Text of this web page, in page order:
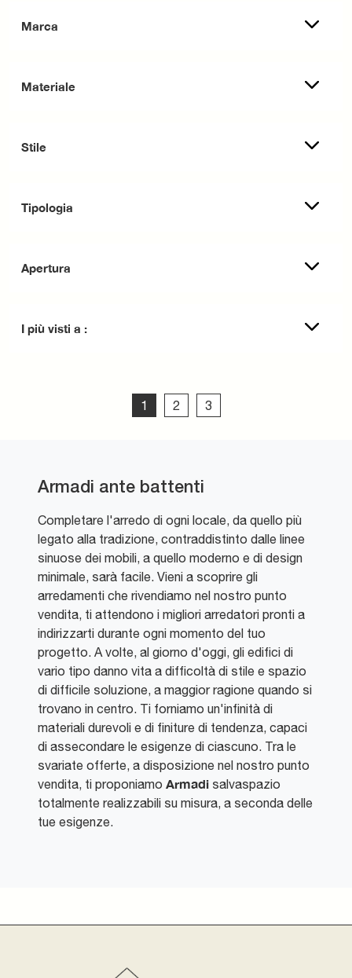
Marca
Materiale
Stile
Tipologia
Apertura
I più visti a :
1 2 3
Armadi ante battenti
Completare l'arredo di ogni locale, da quello più
legato alla tradizione, contraddistinto dalle linee
sinuose dei mobili, a quello moderno e di design
minimale, sarà facile. Vieni a scoprire gli
arredamenti che rivendiamo nel nostro punto
vendita, ti attendono i migliori arredatori pronti a
indirizzarti durante ogni momento del tuo
progetto. A volte, al giorno d'oggi, gli edifici di
vario tipo danno vita a difficoltà di stile e spazio
di difficile soluzione, a maggior ragione quando si
trovano in centro. Ti forniamo un'infinità di
materiali durevoli e di finiture di tendenza, capaci
di assecondare le esigenze di ciascuno. Tra le
svariate offerte, a disposizione nel nostro punto
vendita, ti proponiamo Armadi salvaspazio
totalmente realizzabili su misura, a seconda delle
tue esigenze.